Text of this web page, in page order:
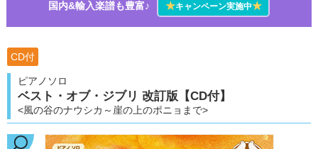
国内&輸入楽譜も豊富♪
★キャンペーン実施中★
CD付
ピアノソロ
ベスト・オブ・ジブリ 改訂版【CD付】
<風の谷のナウシカ～崖の上のポニョまで>